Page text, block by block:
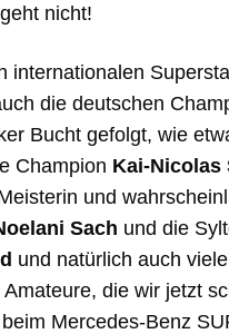
nicht!
internationalen
die deutschen
Bucht gefolgt, wie
Champion Kai-Nicolas
und
Sach und die
und natürlich auch
Amateure, die wir jetzt
Mercedes-Benz